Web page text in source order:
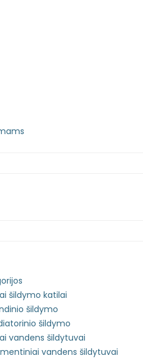
šildymo katilai
šildymo
šildymo
vandens šildytuvai
vandens šildytuvai